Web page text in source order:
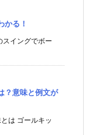
かる！
スイングでボー
？意味と例文が
は ゴールキッ